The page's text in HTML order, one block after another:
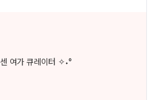
여가 큐레이터 ✧˖°